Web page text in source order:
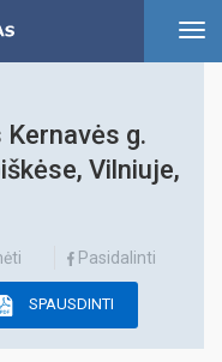
g.
Vilniuje,
Pasidalinti
SPAUSDINTI